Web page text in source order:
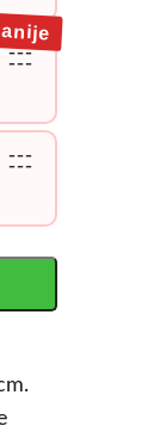
---
---
---
---